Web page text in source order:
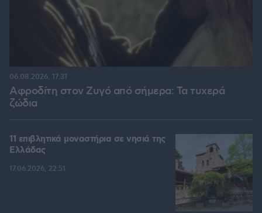
Αφροδίτη στον Ζυγό από σήμερα: Τα τυχερά
ζώδια
06.08.2026, 17:31
11 επιβλητικά μοναστήρια σε νησιά της
Ελλάδας
17.06.2026, 22:51